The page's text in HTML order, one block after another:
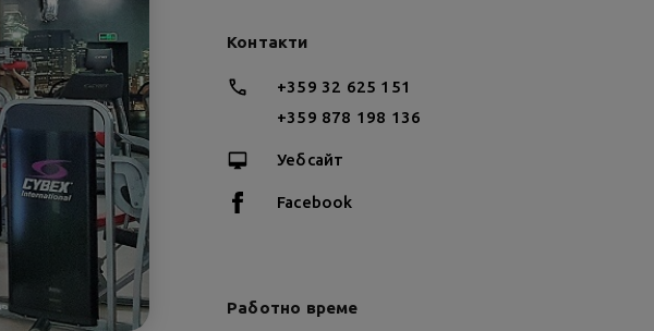
Контакти
+359 32 625 151
+359 878 198 136
Уебсайт
Facebook
Работно време